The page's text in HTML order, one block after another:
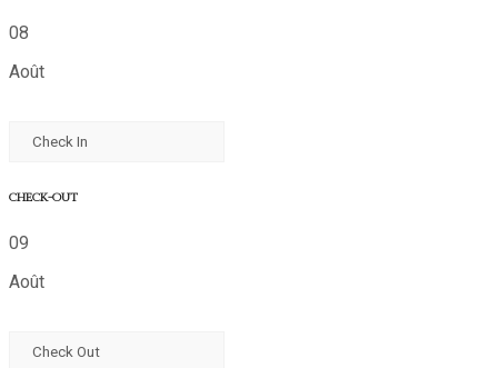
08
Août
CHECK-OUT
09
Août